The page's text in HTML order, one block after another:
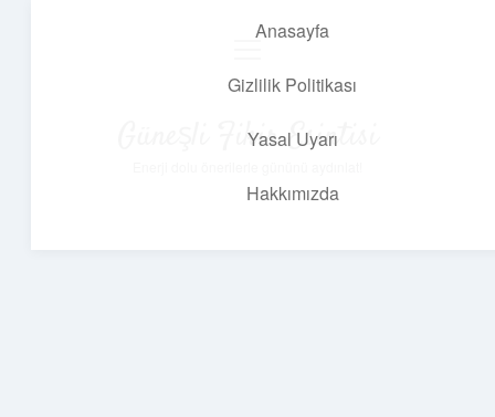
Anasayfa
Gizlilik Politikası
Yasal Uyarı
Hakkımızda
Güneşli Fikir Esintisi